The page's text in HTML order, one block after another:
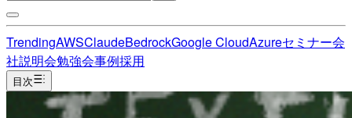
TrendingAWSClaudeBedrockGoogle CloudAzureセミナー会
社説明会勉強会事例採用
目次